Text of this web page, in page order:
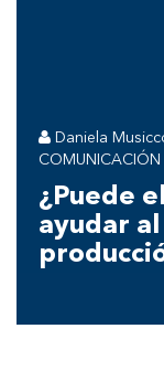
Daniela
COMUNICACIÓN
¿Puede
ayudar